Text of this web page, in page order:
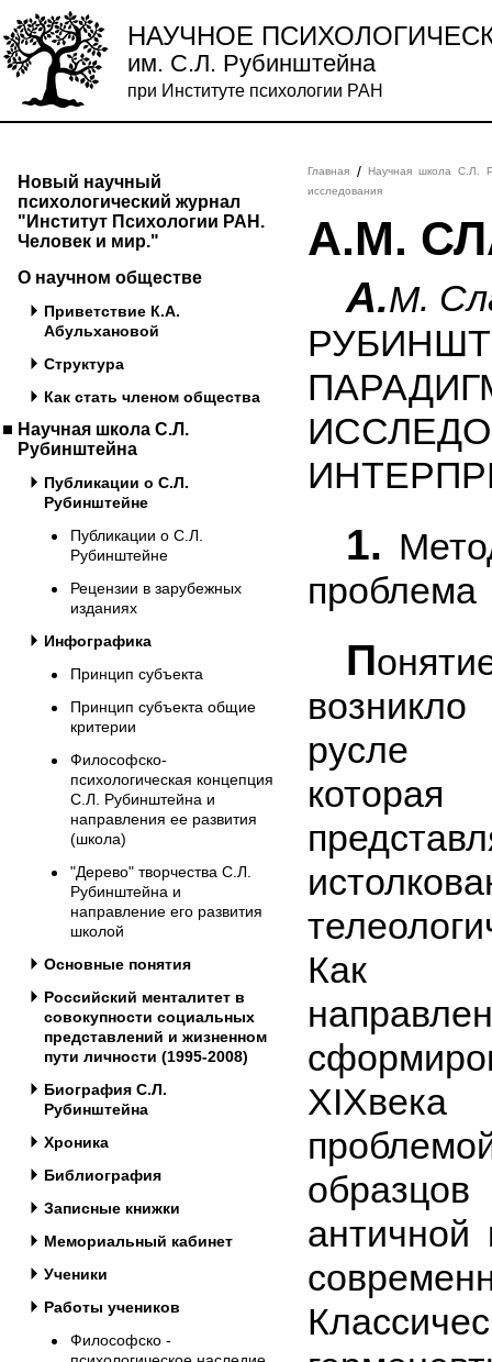
НАУЧНОЕ
им. С.Л. Рубинштейна
при Институте психологии РАН
Новый научный
психологический журнал
"Институт Психологии РАН.
Человек и мир."
О научном обществе
Приветствие К.А.
Абульхановой
Структура
Как стать членом общества
Научная школа С.Л.
Рубинштейна
Публикации о С.Л.
Рубинштейне
Публикации о С.Л.
Рубинштейне
Рецензии в зарубежных
изданиях
Инфографика
Принцип субъекта
Принцип субъекта общие
критерии
Философско-
психологическая концепция
С.Л. Рубинштейна и
направления ее развития
(школа)
"Дерево" творчества С.Л.
Рубинштейна и
направление его развития
школой
Основные понятия
Российский менталитет в
совокупности социальных
представлений и жизненном
пути личности (1995-2008)
Биография С.Л.
Рубинштейна
Хроника
Библиография
Записные книжки
Мемориальный кабинет
Ученики
Работы учеников
Философско -
Главная /
Научная школа С.Л.
исследования
А.М.
A.M.
1.
проблема
П
русле
которая
Как
античной